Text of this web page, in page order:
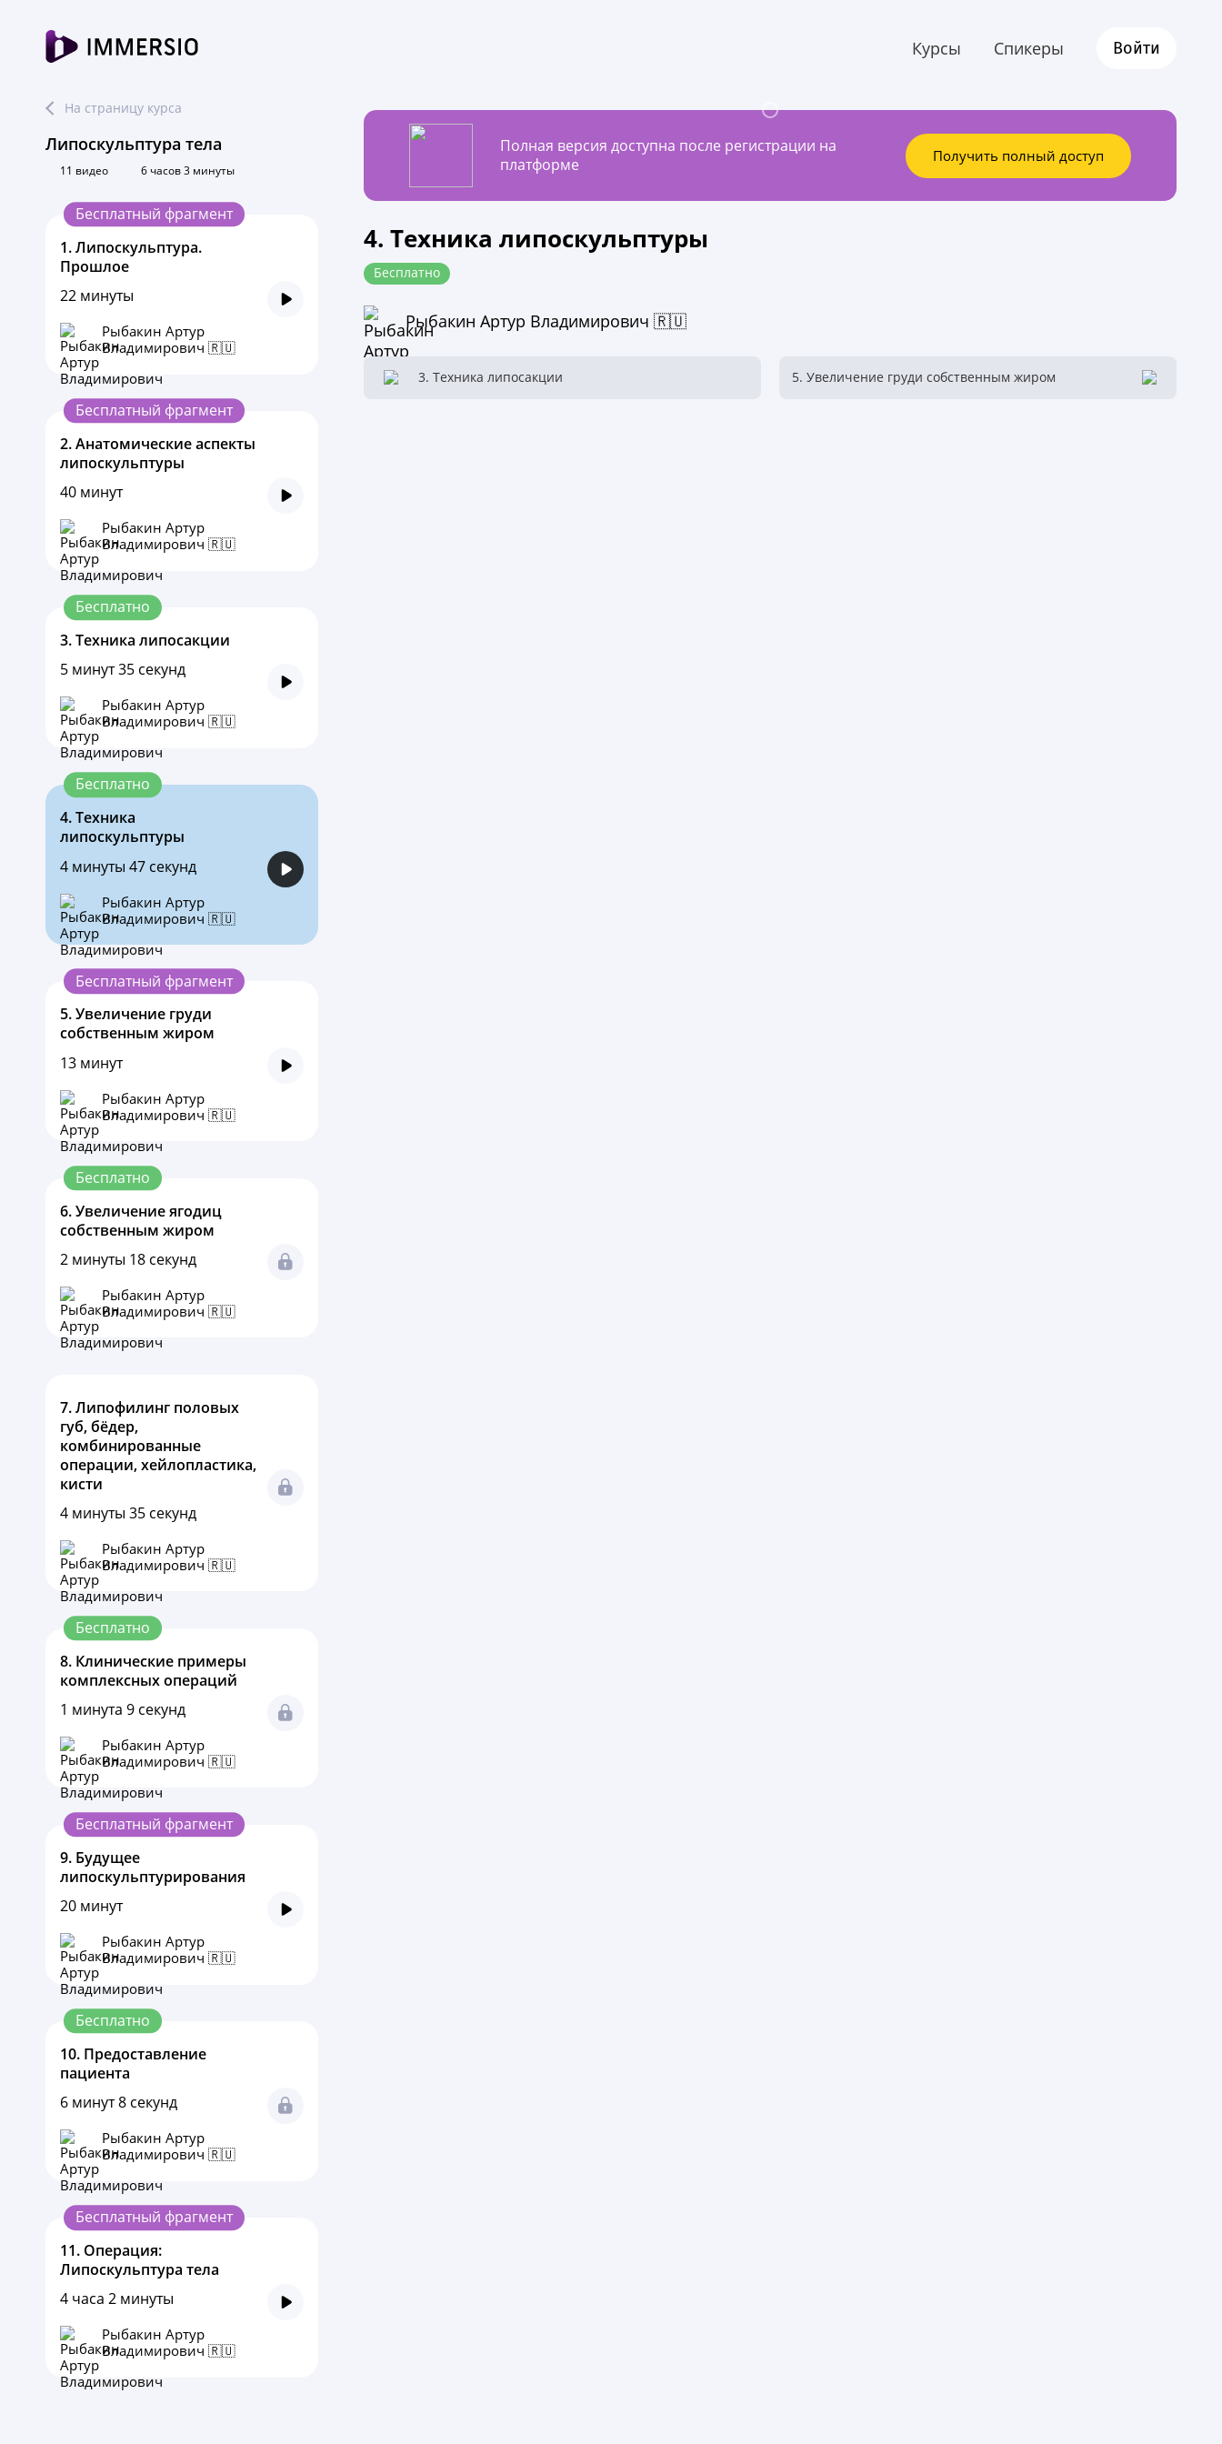
Курсы Спикеры Войти
На страницу курса
Липоскульптура тела
11 видео 6 часов 3 минуты
Бесплатный фрагмент
1.Липоскульптура.
Прошлое
22 минуты
Рыбакин Артур
Владимирович 🇷🇺
Бесплатный фрагмент
2.Анатомические аспекты
липоскульптуры
40 минут
Рыбакин Артур
Владимирович 🇷🇺
Бесплатно
3.Техника липосакции
5 минут 35 секунд
Рыбакин Артур
Владимирович 🇷🇺
Бесплатно
4.Техника
липоскульптуры
4 минуты 47 секунд
Рыбакин Артур
Владимирович 🇷🇺
Бесплатный фрагмент
5.Увеличение груди
собственным жиром
13 минут
Рыбакин Артур
Владимирович 🇷🇺
Бесплатно
6.Увеличение ягодиц
собственным жиром
2 минуты 18 секунд
Рыбакин Артур
Владимирович 🇷🇺
7.Липофилинг половых
губ, бёдер,
комбинированные
операции, хейлопластика,
кисти
4 минуты 35 секунд
Рыбакин Артур
Владимирович 🇷🇺
Бесплатно
8. Клинические примеры
комплексных операций
1 минута 9 секунд
Рыбакин Артур
Владимирович 🇷🇺
Бесплатный фрагмент
9. Будущее
липоскульптурирования
20 минут
Рыбакин Артур
Владимирович 🇷🇺
Бесплатно
10. Предоставление
пациента
6 минут 8 секунд
Рыбакин Артур
Владимирович 🇷🇺
Бесплатный фрагмент
11. Операция:
Липоскульптура тела
4 часа 2 минуты
Рыбакин Артур
Владимирович 🇷🇺
Полная версия доступна после регистрации на
платформе
Получить полный доступ
4. Техника липоскульптуры
Бесплатно
Рыбакин Артур Владимирович 🇷🇺
3. Техника липосакции 5. Увеличение груди собственным жиром